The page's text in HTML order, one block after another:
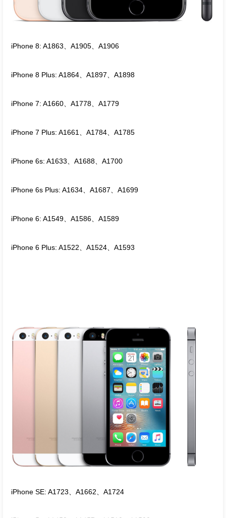
iPhone 8: A1863、A1905、A1906
iPhone 8 Plus: A1864、A1897、A1898
iPhone 7: A1660、A1778、A1779
iPhone 7 Plus: A1661、A1784、A1785
iPhone 6s: A1633、A1688、A1700
iPhone 6s Plus: A1634、A1687、A1699
iPhone 6: A1549、A1586、A1589
iPhone 6 Plus: A1522、A1524、A1593
iPhone SE: A1723、A1662、A1724